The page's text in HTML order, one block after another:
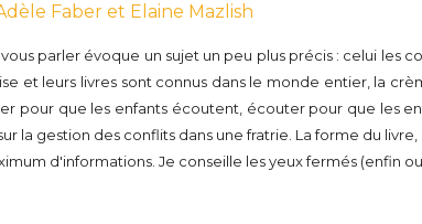
Faber et Elaine Mazlish
parler évoque un sujet un peu plus précis : celui les
et leurs livres sont connus dans le monde entier, la
pour que les enfants écoutent, écouter pour que les
la gestion des conflits dans une fratrie. La forme du
d'informations. Je conseille les yeux fermés (enfin